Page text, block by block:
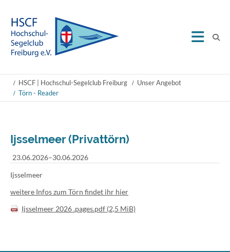
HSCF | Hochschul-Segelclub Freiburg
Unser Angebot
Törn - Reader
Ijsselmeer (Privattörn)
23.06.2026–30.06.2026
Ijsselmeer
weitere Infos zum Törn findet ihr hier
Ijsselmeer 2026 .pages.pdf (2,5 MiB)